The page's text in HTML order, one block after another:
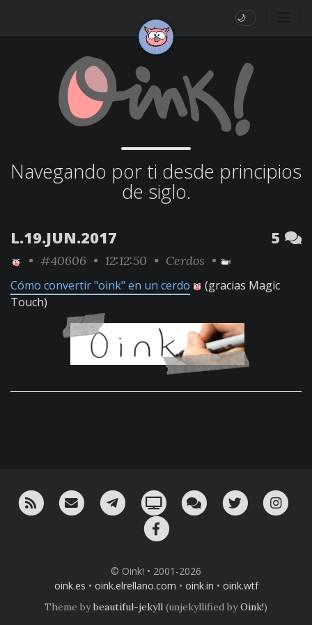
🌙
Navegando por ti desde principios
de siglo.
L.19.JUN.2017 5
• #40606 • 12:12:50 • Cerdos •
Cómo convertir "oink" en un cerdo
(gracias Magic
Touch)
RSS ¡Mándame un email!¡Nuestro canal en Telegram!
Oink! TV Charla con nosotros
Twitter
© Oink! • 2001-2026
oink.es • oink.elrellano.com • oink.in • oink.wtf
Theme bybeautiful-jekyll (unjekyllified byOink!)